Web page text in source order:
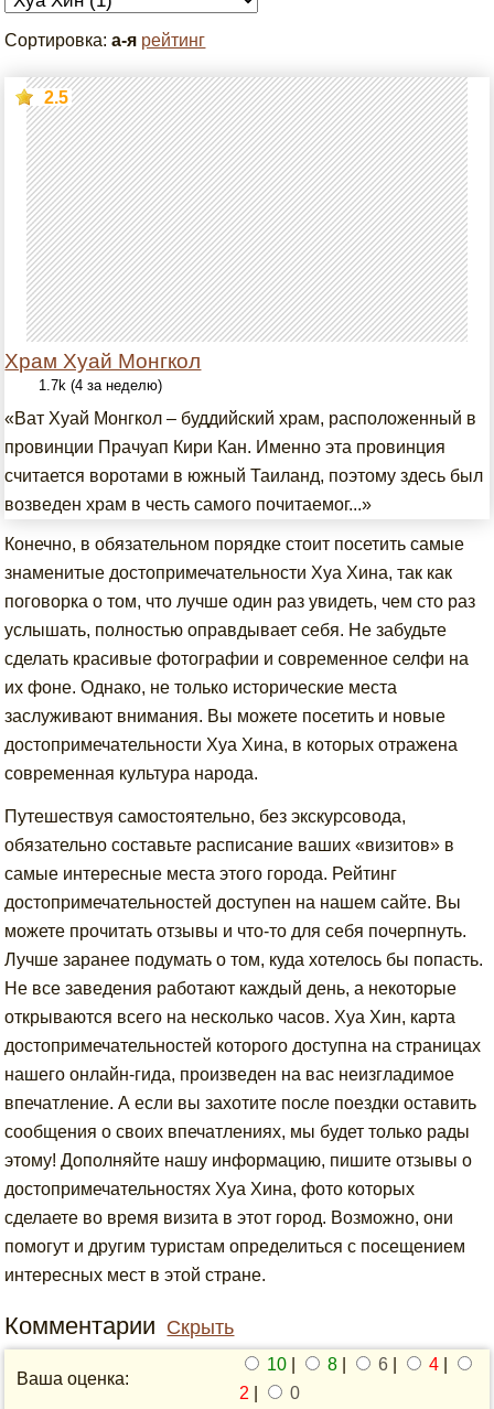
Сортировка:а-я рейтинг
Храм Хуай Монгкол
2.5
1.7k (4 за неделю)
«Ват Хуай Монгкол – буддийский храм, расположенный в
провинции Прачуап Кири Кан. Именно эта провинция
считается воротами в южный Таиланд, поэтому здесь был
возведен храм в честь самого почитаемог...»
Конечно, в обязательном порядке стоит посетить самые
знаменитые достопримечательности Хуа Хина, так как
поговорка о том, что лучше один раз увидеть, чем сто раз
услышать, полностью оправдывает себя. Не забудьте
сделать красивые фотографии и современное селфи на
их фоне. Однако, не только исторические места
заслуживают внимания. Вы можете посетить и новые
достопримечательности Хуа Хина, в которых отражена
современная культура народа.
Путешествуя самостоятельно, без экскурсовода,
обязательно составьте расписание ваших «визитов» в
самые интересные места этого города. Рейтинг
достопримечательностей доступен на нашем сайте. Вы
можете прочитать отзывы и что-то для себя почерпнуть.
Лучше заранее подумать о том, куда хотелось бы попасть.
Не все заведения работают каждый день, а некоторые
открываются всего на несколько часов. Хуа Хин, карта
достопримечательностей которого доступна на страницах
нашего онлайн-гида, произведен на вас неизгладимое
впечатление. А если вы захотите после поездки оставить
сообщения о своих впечатлениях, мы будет только рады
этому! Дополняйте нашу информацию, пишите отзывы о
достопримечательностях Хуа Хина, фото которых
сделаете во время визита в этот город. Возможно, они
помогут и другим туристам определиться с посещением
интересных мест в этой стране.
Комментарии Скрыть
Ваша оценка:
10 8 6 4
2
0